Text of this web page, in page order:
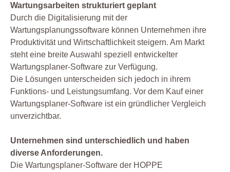
Wartungsarbeiten strukturiert geplant
Durch die Digitalisierung mit der
Wartungsplanungssoftware können Unternehmen ihre
Produktivität und Wirtschaftlichkeit steigern. Am Markt
steht eine breite Auswahl speziell entwickelter
Wartungsplaner-Software zur Verfügung.
Die Lösungen unterscheiden sich jedoch in ihrem
Funktions- und Leistungsumfang. Vor dem Kauf einer
Wartungsplaner-Software ist ein gründlicher Vergleich
unverzichtbar.
Unternehmen sind unterschiedlich und haben
diverse Anforderungen.
Die Wartungsplaner-Software der HOPPE